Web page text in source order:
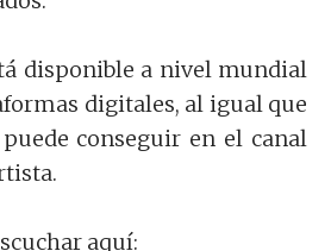
disponible a nivel mundial
digitales, al igual que
conseguir en el canal
aquí: